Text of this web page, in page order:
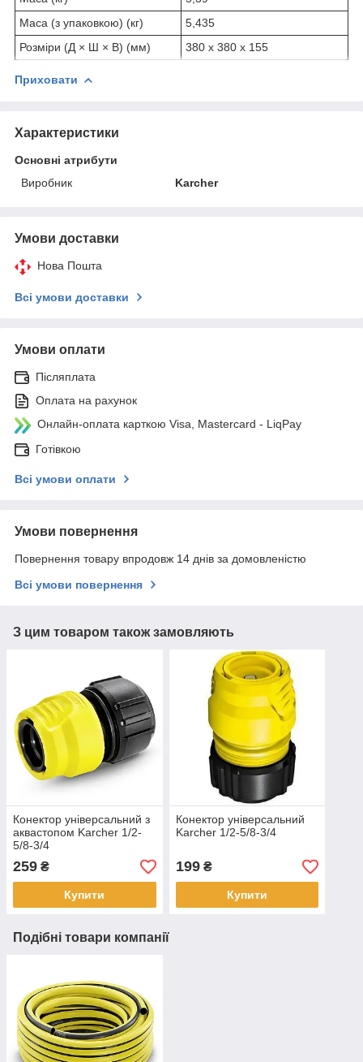
Маса (з упаковкою) (кг)
5,435
Розміри (Д × Ш × В) (мм)
380 x 380 x 155
Приховати
Характеристики
Основні атрибути
Виробник
Karcher
Умови доставки
Нова Пошта
Всі умови доставки
Умови оплати
Післяплата
Оплата на рахунок
Онлайн-оплата карткою Visa, Mastercard - LiqPay
Готівкою
Всі умови оплати
Умови повернення
Повернення товару впродовж 14 днів за домовленістю
Всі умови повернення
З цим товаром також замовляють
Конектор універсальний з
аквастопом Karcher 1/2-
5/8-3/4
259 ₴
Купити
Конектор універсальний
Karcher 1/2-5/8-3/4
199₴
Купити
Подібні товари компанії